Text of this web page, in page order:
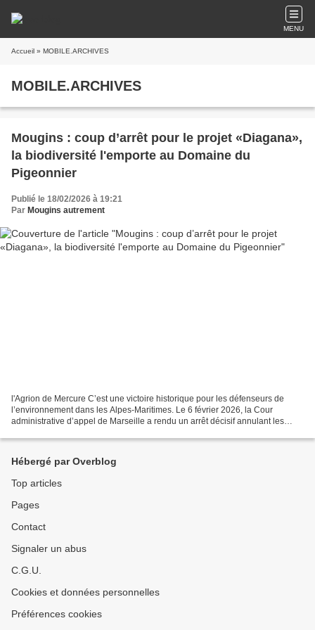
MENU
Accueil » MOBILE.ARCHIVES
MOBILE.ARCHIVES
Mougins : coup d’arrêt pour le projet «Diagana»,
la biodiversité l'emporte au Domaine du
Pigeonnier
Publié le 18/02/2026 à 19:21
Par Mougins autrement
l'Agrion de Mercure C’est une victoire historique pour les défenseurs de
l’environnement dans les Alpes-Maritimes. Le 6 février 2026, la Cour
administrative d’appel de Marseille a rendu un arrêt décisif annulant les
Hébergé par Overblog
Top articles
Pages
Contact
Signaler un abus
C.G.U.
Cookies et données personnelles
Préférences cookies